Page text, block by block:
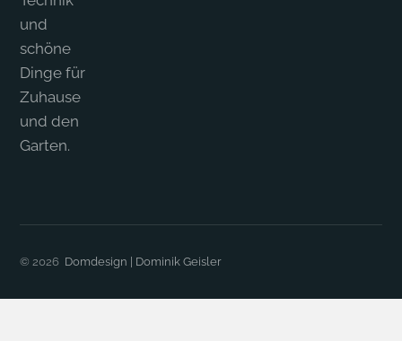
und
schöne
Dinge für
Zuhause
und den
Garten.
© 2026 Domdesign | Dominik Geisler